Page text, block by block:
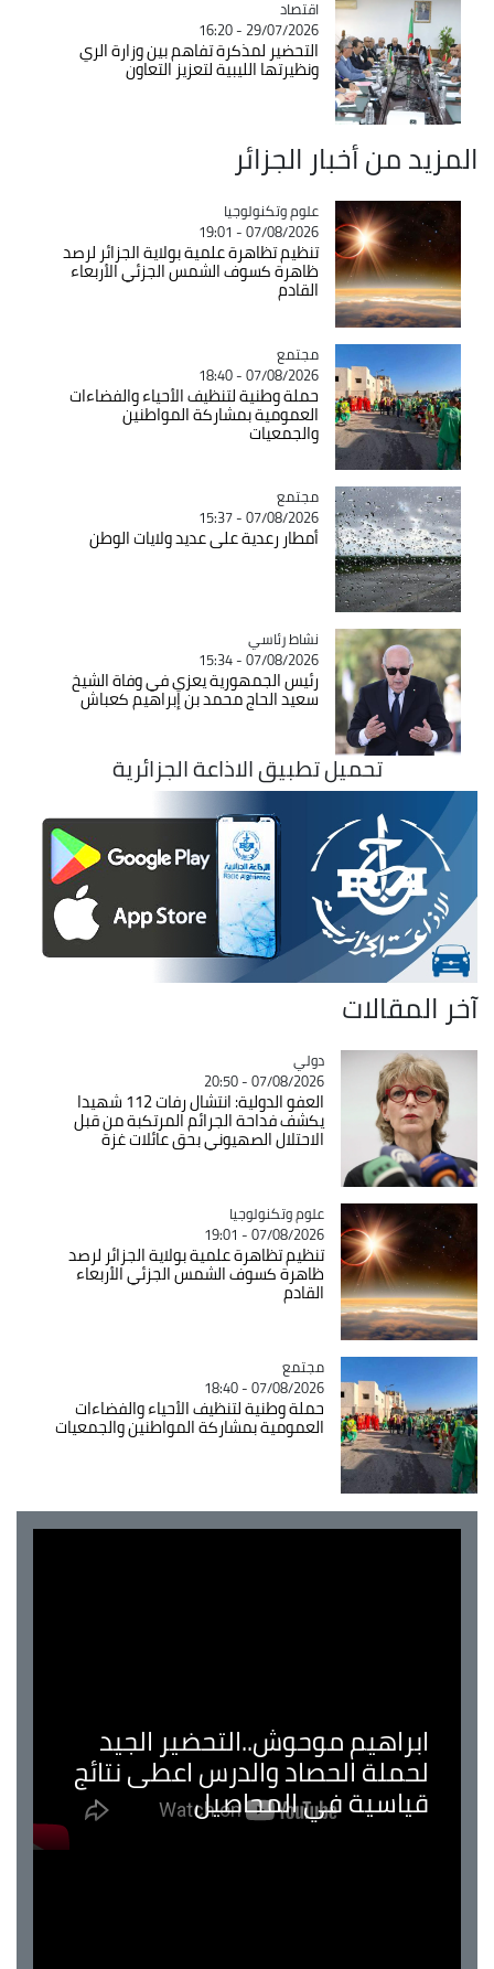
Catégorie
اقتصاد
29/07/2026 - 16:20
التحضير لمذكرة تفاهم بين وزارة الري
ونظيرتها الليبية لتعزيز التعاون
المزيد من أخبار الجزائر
Catégorie
علوم وتكنولوجيا
07/08/2026 - 19:01
تنظيم تظاهرة علمية بولاية الجزائر لرصد
ظاهرة كسوف الشمس الجزئي الأربعاء
القادم
Catégorie
مجتمع
07/08/2026 - 18:40
حملة وطنية لتنظيف الأحياء والفضاءات
العمومية بمشاركة المواطنين
والجمعيات
Catégorie
مجتمع
07/08/2026 - 15:37
أمطار رعدية على عديد ولايات الوطن
Catégorie
نشاط رئاسي
07/08/2026 - 15:34
رئيس الجمهورية يعزي في وفاة الشيخ
سعيد الحاج محمد بن إبراهيم كعباش
تحميل تطبيق الاذاعة الجزائرية
آخر المقالات
Catégorie
دولي
07/08/2026 - 20:50
العفو الدولية: انتشال رفات 112 شهيدا
يكشف فداحة الجرائم المرتكبة من قبل
الاحتلال الصهيوني بحق عائلات غزة
Catégorie
علوم وتكنولوجيا
07/08/2026 - 19:01
تنظيم تظاهرة علمية بولاية الجزائر لرصد
ظاهرة كسوف الشمس الجزئي الأربعاء
القادم
Catégorie
مجتمع
07/08/2026 - 18:40
حملة وطنية لتنظيف الأحياء والفضاءات
العمومية بمشاركة المواطنين والجمعيات
ابراهيم موحوش..التحضير الجيد
لحملة الحصاد والدرس اعطى نتائج
قياسية في المحاصيل